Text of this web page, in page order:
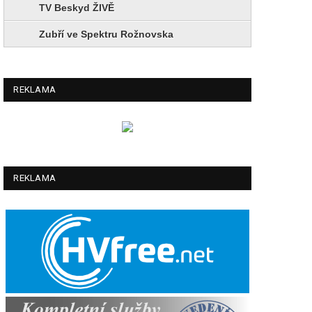
TV Beskyd ŽIVĚ
Zubří ve Spektru Rožnovska
REKLAMA
REKLAMA